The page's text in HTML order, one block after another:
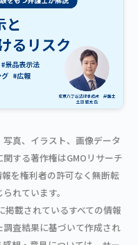
真、イラスト、画像データ
する著作権はGMOリサーチ
を権利者の許可なく無断転
れています。
掲載されているすべての情報
査結果に基づいて作成され